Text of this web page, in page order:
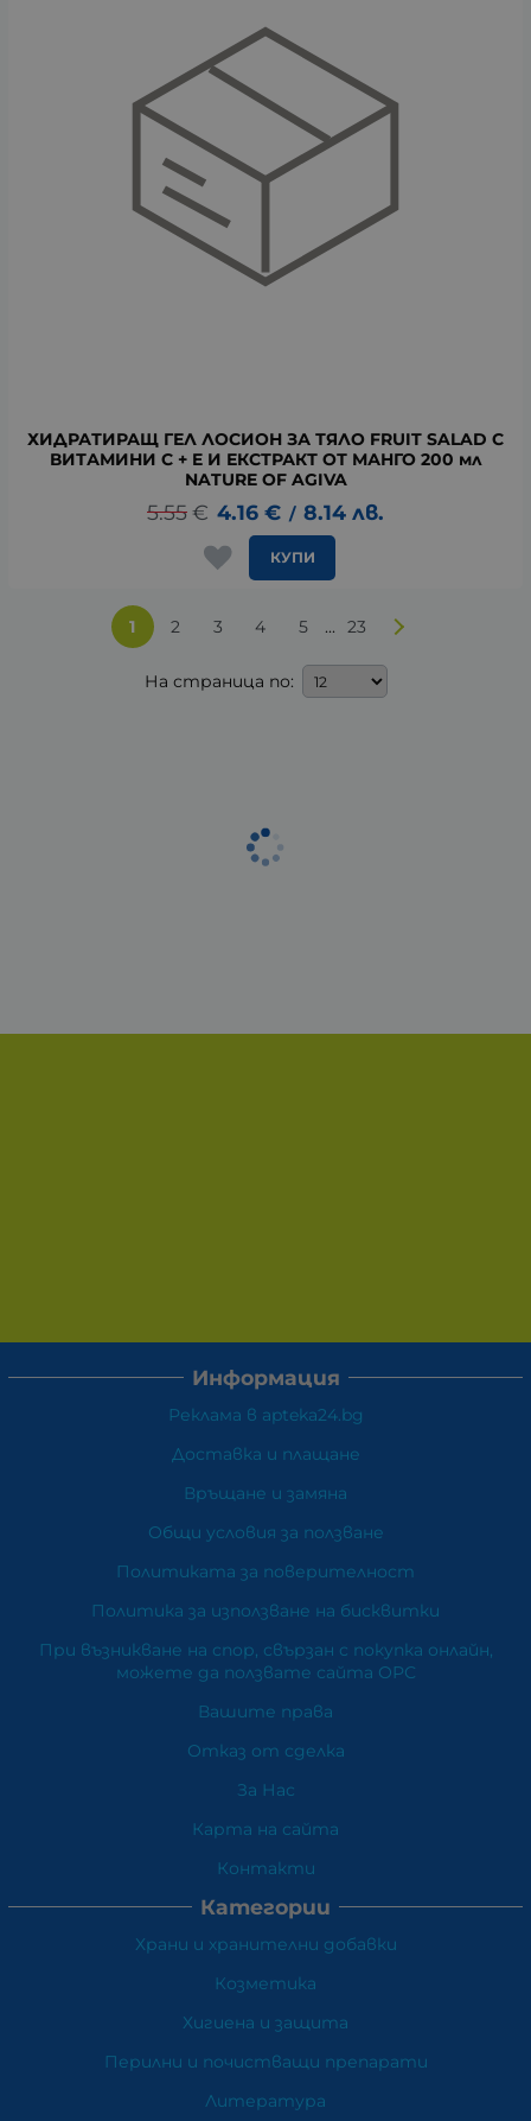
ХИДРАТИРАЩ ГЕЛ ЛОСИОН ЗА ТЯЛО FRUIT SALAD С
ВИТАМИНИ C + E И ЕКСТРАКТ ОТ МАНГО 200 мл
NATURE OF AGIVA
5.55€ 4.16 € / 8.14 лв.
КУПИ
1 2 3 4 5 ... 23
На страница по:
Информация
Реклама в apteka24.bg
Доставка и плащане
Връщане и замяна
Общи условия за ползване
Политиката за поверителност
Политика за използване на бисквитки
При възникване на спор, свързан с покупка онлайн,
можете да ползвате сайта ОРС
Вашите права
Отказ от сделка
За Нас
Карта на сайта
Контакти
Категории
Храни и хранителни добавки
Козметика
Хигиена и защита
Перилни и почистващи препарати
Литература